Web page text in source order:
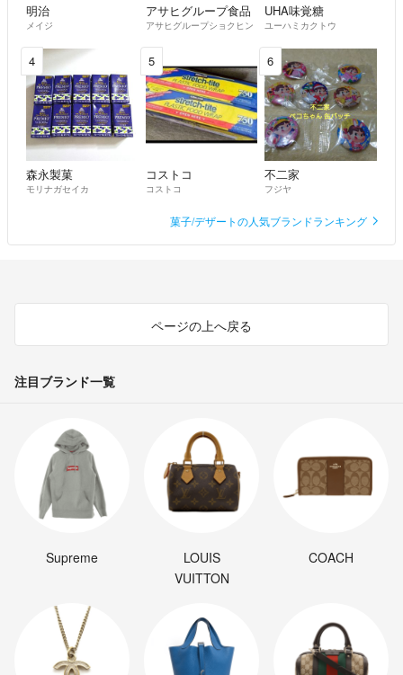
明治
メイジ
アサヒグループ食品
アサヒグループショクヒン
UHA味覚糖
ユーハミカクトウ
4
森永製菓
モリナガセイカ
5
コストコ
コストコ
6
不二家
フジヤ
菓子/デザートの人気ブランドランキング
ページの上へ戻る
注目ブランド一覧
Supreme
LOUIS
VUITTON
COACH